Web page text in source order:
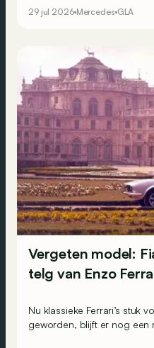
29 jul 2026 Mercedes GLA
Vergeten model:
telg van Enzo
Nu klassieke Ferrari’s stuk
geworden, blijft er nog een